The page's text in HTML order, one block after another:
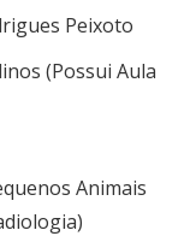
Peixoto
(Possui Aula
Animais